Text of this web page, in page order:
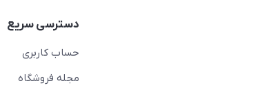
دسترسی سریع
حساب کاربری
مجله فروشگاه